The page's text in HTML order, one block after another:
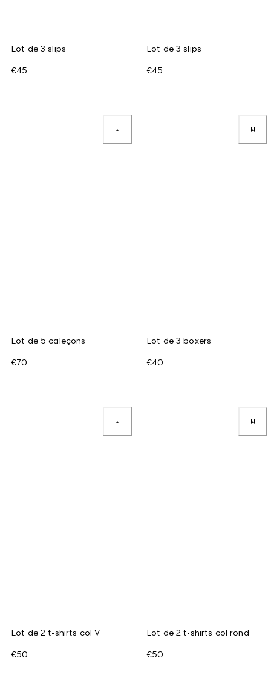
Lot de 3 slips
€45
Lot de 3 slips
€45
Lot de 5 caleçons
€70
Lot de 3 boxers
€40
Lot de 2 t-shirts col V
€50
Lot de 2 t-shirts col rond
€50